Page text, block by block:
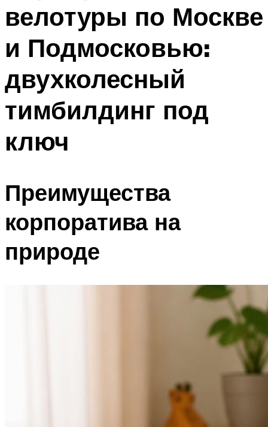
Меню
велотуры по Москве
и Подмосковью:
двухколесный
тимбилдинг под
ключ
Преимущества
корпоратива на
природе